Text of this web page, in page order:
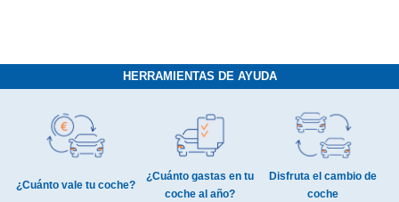
HERRAMIENTAS DE AYUDA
¿Cuánto vale tu coche?
¿Cuánto gastas en tu
coche al año?
Disfruta el cambio de
coche